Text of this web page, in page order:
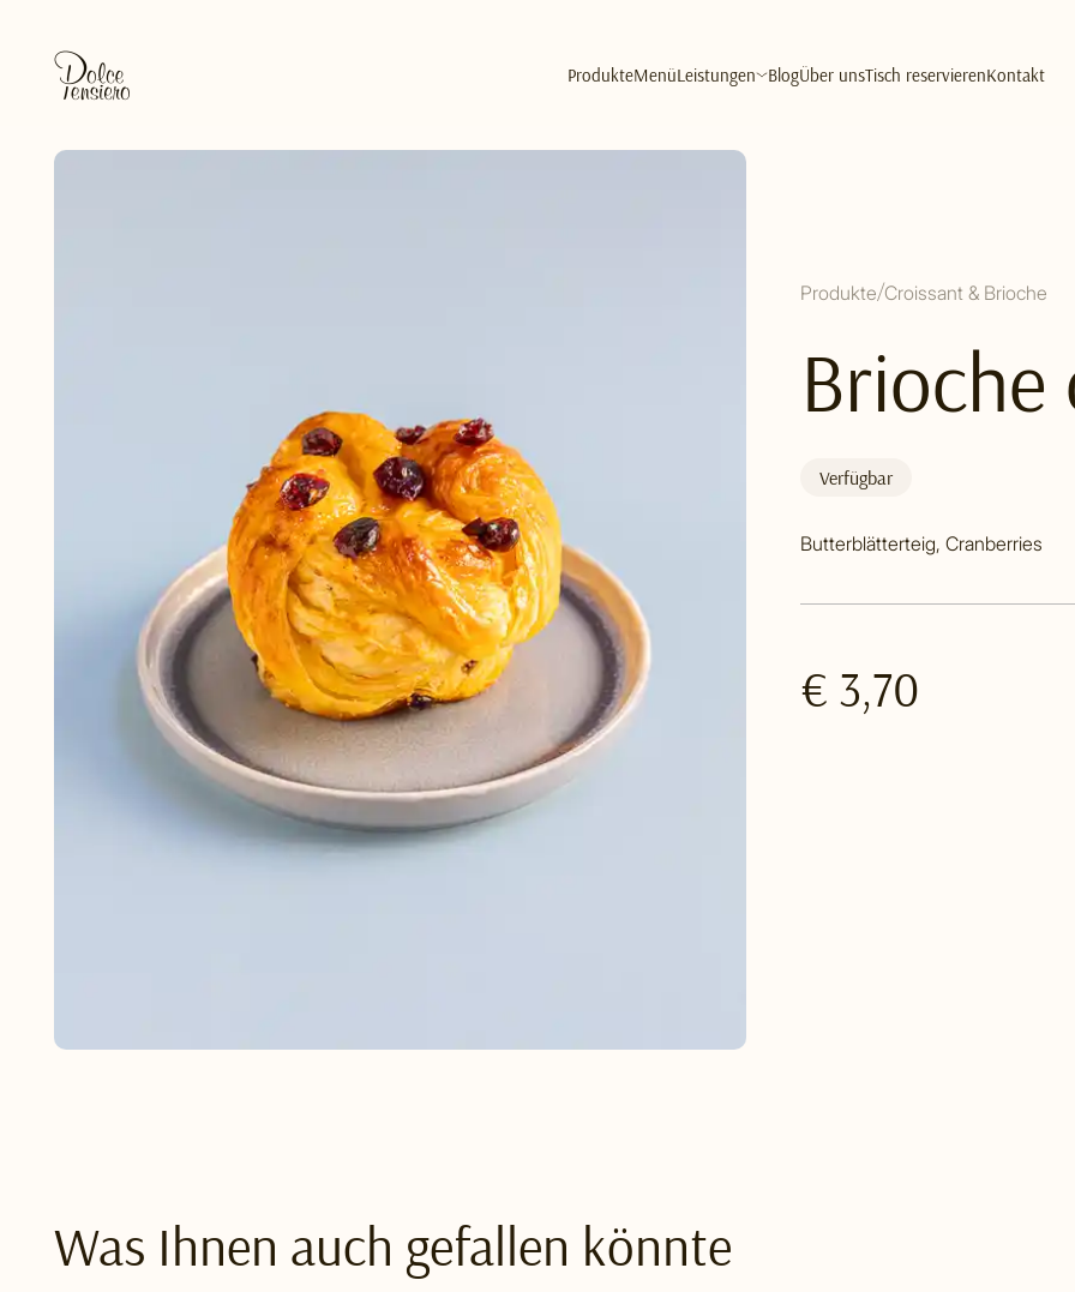
ProdukteMenüLeistungen BlogÜber unsTisch reservierenKontakt
Produkte Croissant & Brioche
Verfügbar
Butterblätterteig, Cranberries
€ 3,70
Was Ihnen auch gefallen könnte